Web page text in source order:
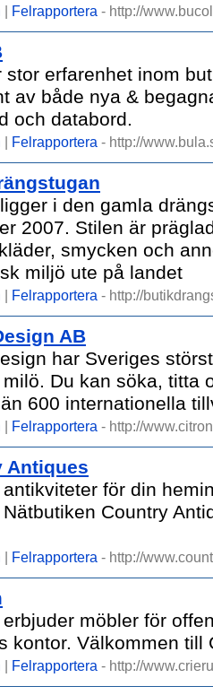
| Felrapportera - http://
stor erfarenhet inom
av både nya &
och databord.
| Felrapportera - http://
i den gamla
2007. Stilen är
smycken och
miljö ute på landet
| Felrapportera - http://
AB
har Sveriges
Du kan söka, titta
600 internationella
| Felrapportera - http://
Antiques
för din
Country
| Felrapportera - http://
möbler för
kontor. Välkommen till
| Felrapportera - http://